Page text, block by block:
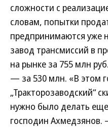
сложности с
словам, попытки
предпринимаются уже
завод трансмиссий в
на рынке за 755 млн
— за 530 млн. «В этом
„Тракторозаводский“
нужно было делать
господин